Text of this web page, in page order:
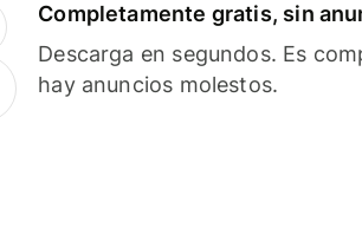
Completamente gratis, sin
Descarga en segundos. Es
hay anuncios molestos.